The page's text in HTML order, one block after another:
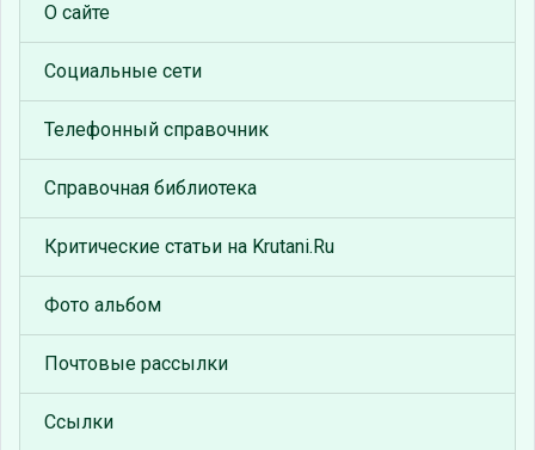
О сайте
Социальные сети
Телефонный справочник
Справочная библиотека
Критические статьи на Krutani.Ru
Фото альбом
Почтовые рассылки
Ссылки